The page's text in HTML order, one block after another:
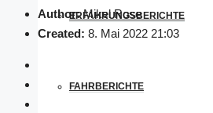
ERFAHRUNGSBERICHTE
FAHRBERICHTE
Author: Mikel Rose
Created: 8. Mai 2022 21:03